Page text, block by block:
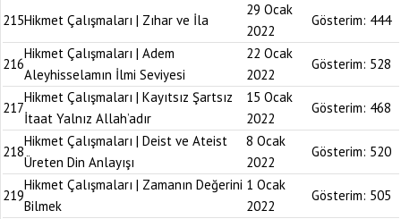
215Hikmet Çalışmaları | Zıhar ve İla
29 Ocak
2022
Gösterim: 444
216
Hikmet Çalışmaları | Adem
Aleyhisselamın İlmi Seviyesi
22 Ocak
2022
Gösterim: 528
217
Hikmet Çalışmaları | Kayıtsız Şartsız
İtaat Yalnız Allah’adır
15 Ocak
2022
Gösterim: 468
218
Hikmet Çalışmaları | Deist ve Ateist
Üreten Din Anlayışı
8 Ocak
2022
Gösterim: 520
219
Hikmet Çalışmaları | Zamanın Değerini
Bilmek
1 Ocak
2022
Gösterim: 505